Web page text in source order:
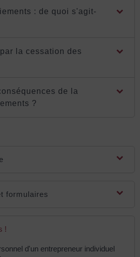
: de quoi s'agit-
la cessation des
de la
?
formulaires
!
d'un entrepreneur individuel